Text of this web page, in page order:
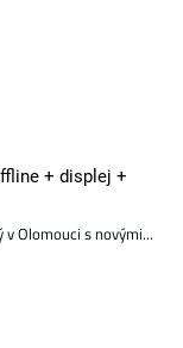
+ displej +
v Olomouci s novými...